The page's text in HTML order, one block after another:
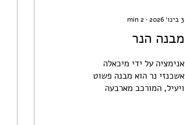
3 בינו׳ 2026 ∙
2
min
מבנה הנר
אנימציה על ידי מיכאלה
אשכנזי נר הוא מבנה פשוט
ויעיל, המורכב מארבעה